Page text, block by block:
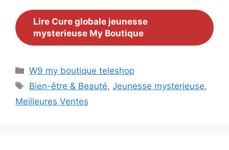
Lire Cure globale jeunesse
mysterieuse My Boutique
Catégories
W9 my boutique teleshop
Étiquettes
Bien-être & Beauté,Jeunesse mysterieuse,
Meilleures Ventes